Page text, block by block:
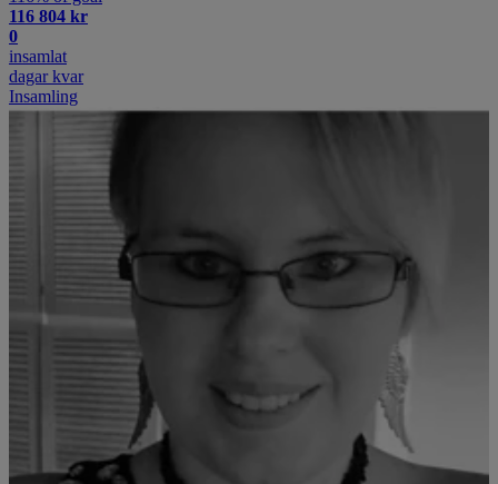
116 804 kr
0
insamlat
dagar kvar
Insamling